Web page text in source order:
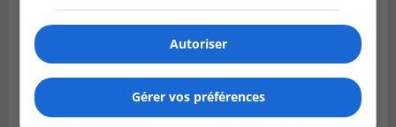
Autoriser
Gérer vos préférences